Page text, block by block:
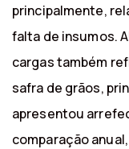
principalmente,
falta de insumos.
cargas também
safra de grãos,
apresentou
comparação